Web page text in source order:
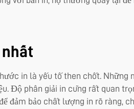
in là yếu tố then chốt. Những
Độ phân giải in cũng rất quan
đảm bảo chất lượng in rõ ràng,